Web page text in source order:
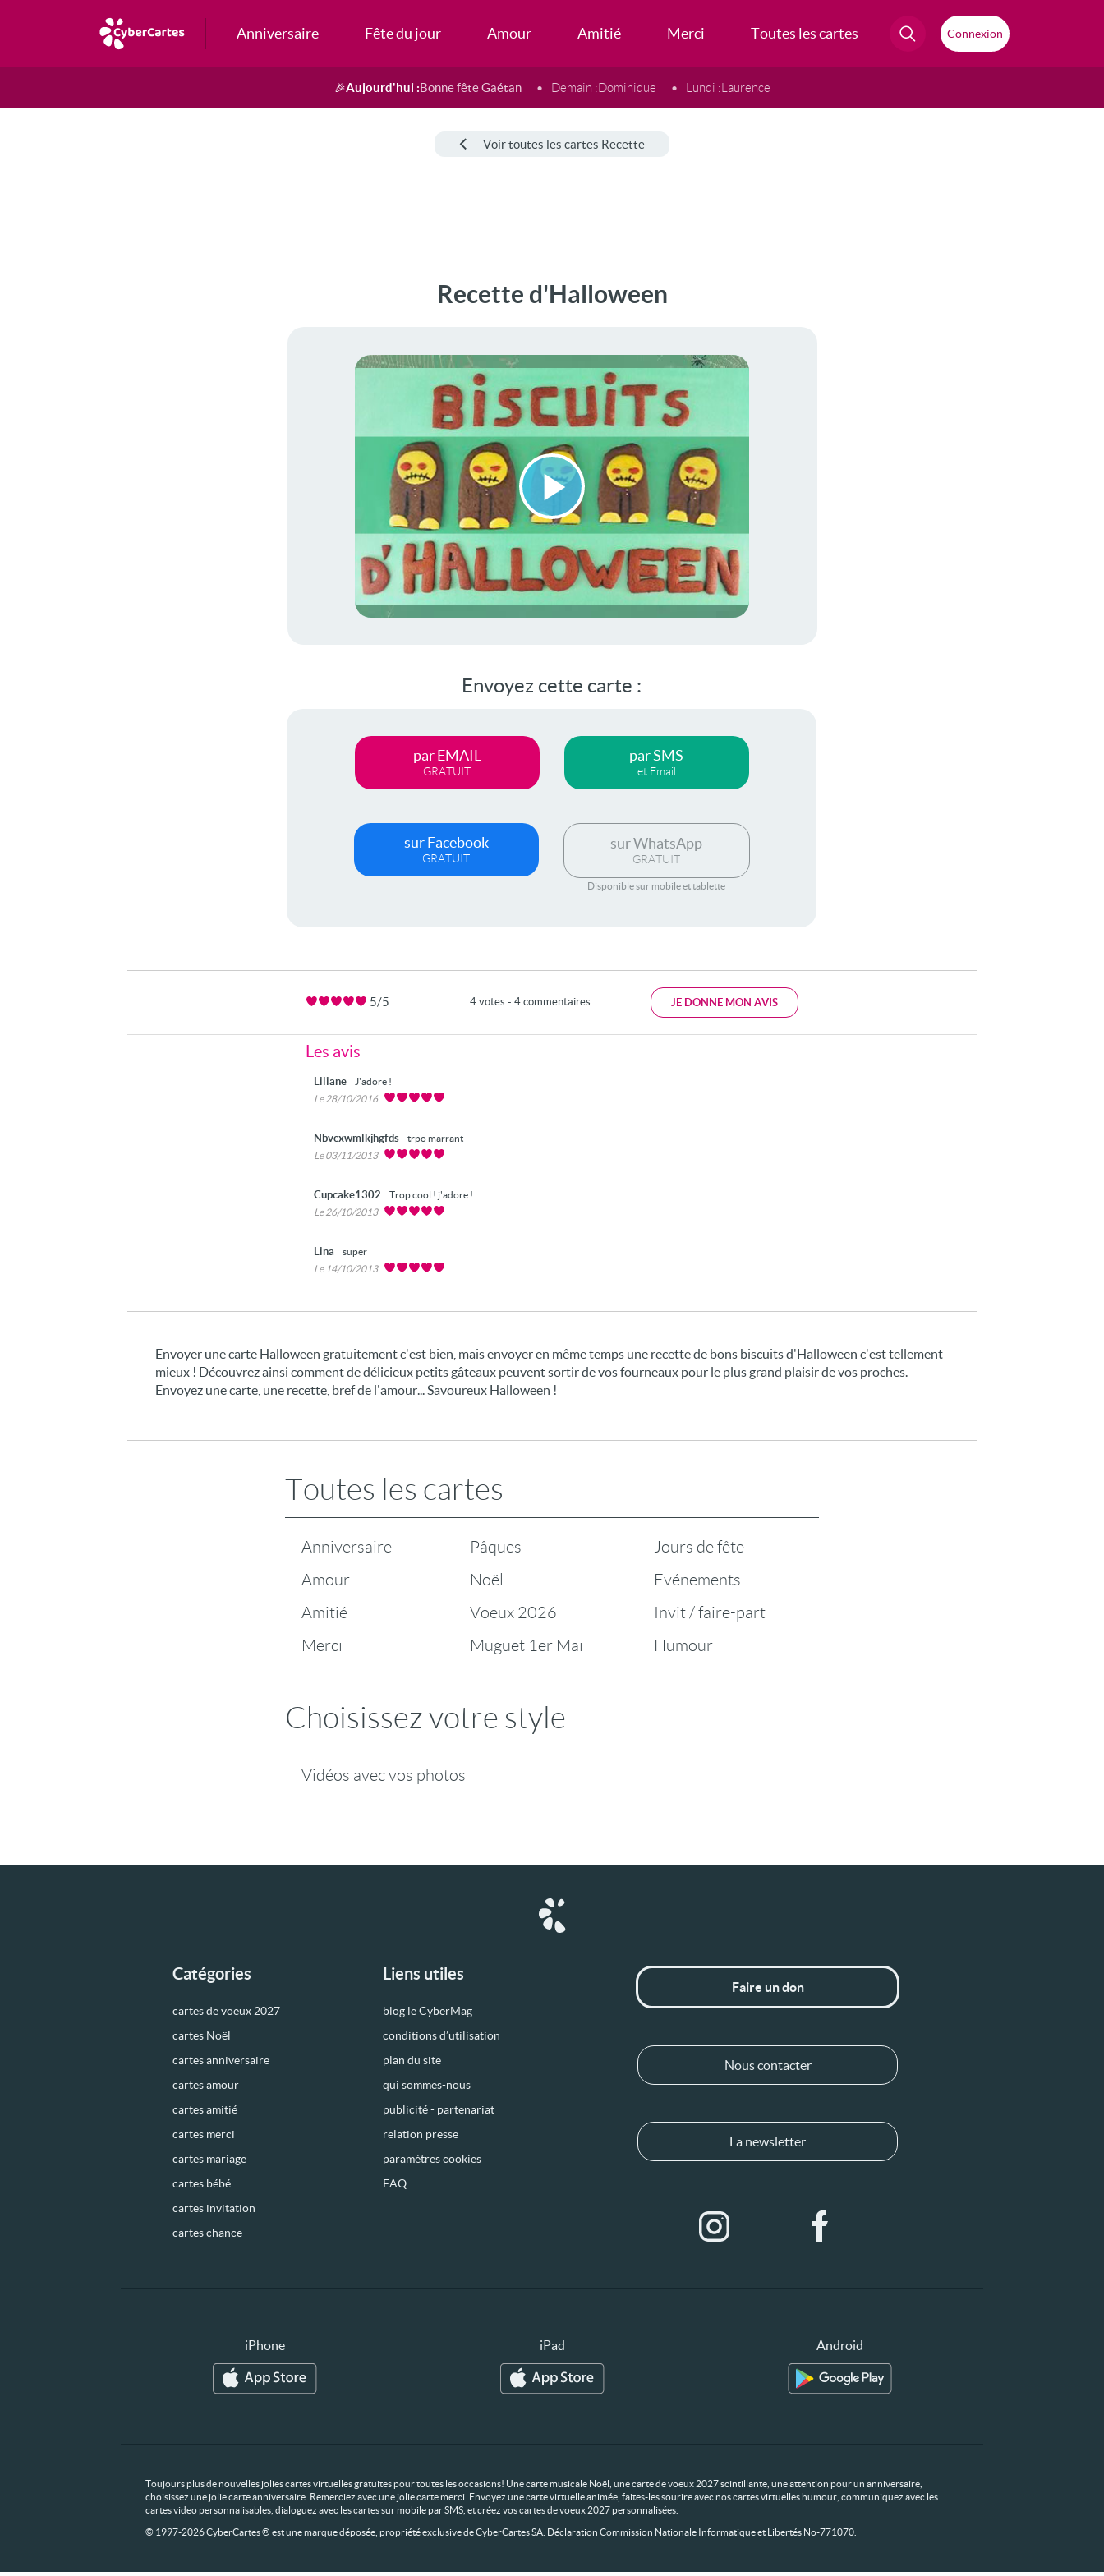
Anniversaire Fête du jour Amour Amitié Merci Toutes les cartes Connexion
🎉Aujourd'hui :Bonne fête Gaétan Demain :Dominique Lundi :Laurence
Voir toutes les cartes Recette
Recette d'Halloween
Lire
la
Envoyez cette carte :
par EMAIL
GRATUIT
par SMS
et Email
sur Facebook
GRATUIT
sur WhatsApp
GRATUIT
Disponible sur mobile et tablette
5/5 4 votes - 4 commentaires JE DONNE MON AVIS
Les avis
Liliane
J'adore !
Le 28/10/2016
Nbvcxwmlkjhgfds
trpo marrant
Le 03/11/2013
Cupcake1302
Trop cool ! j'adore !
Le 26/10/2013
Lina
super
Le 14/10/2013
Envoyer une carte Halloween gratuitement c'est bien, mais envoyer en même temps une recette de bons biscuits d'Halloween c'est tellement
mieux ! Découvrez ainsi comment de délicieux petits gâteaux peuvent sortir de vos fourneaux pour le plus grand plaisir de vos proches.
Envoyez une carte, une recette, bref de l'amour... Savoureux Halloween !
Toutes les cartes
Anniversaire
Amour
Amitié
Merci
Pâques
Noël
Voeux 2026
Muguet 1er Mai
Jours de fête
Evénements
Invit / faire-part
Humour
Choisissez votre style
Vidéos avec vos photos
Catégories
cartes de voeux 2027
cartes Noël
cartes anniversaire
cartes amour
cartes amitié
cartes merci
cartes mariage
cartes bébé
cartes invitation
cartes chance
Liens utiles
blog le CyberMag
conditions d’utilisation
plan du site
qui sommes-nous
publicité - partenariat
relation presse
paramètres cookies
FAQ
Faire un don
Nous contacter
La newsletter
iPhone iPad Android
Toujours plus de nouvelles jolies cartes virtuelles gratuites pour toutes les occasions! Une carte musicale Noël, une carte de voeux 2027 scintillante, une attention pour un anniversaire,
choisissez une jolie carte anniversaire. Remerciez avec une jolie carte merci. Envoyez une carte virtuelle animée, faites-les sourire avec nos cartes virtuelles humour, communiquez avec les
cartes video personnalisables, dialoguez avec les cartes sur mobile par SMS, et créez vos cartes de voeux 2027 personnalisées.
© 1997-2026 CyberCartes ® est une marque déposée, propriété exclusive de CyberCartes SA. Déclaration Commission Nationale Informatique et Libertés No-771070.